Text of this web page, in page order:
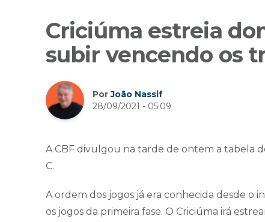
Criciúma estreia
subir vencendo os
PorJoão Nassif
28/09/2021 - 05:09
A CBF divulgou na tarde de ontem a tabela
C.
A ordem dos jogos já era conhecida desde
os jogos da primeira fase. O Criciúma irá